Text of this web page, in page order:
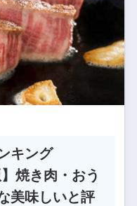
キング
焼き肉・おう
美味しいと評